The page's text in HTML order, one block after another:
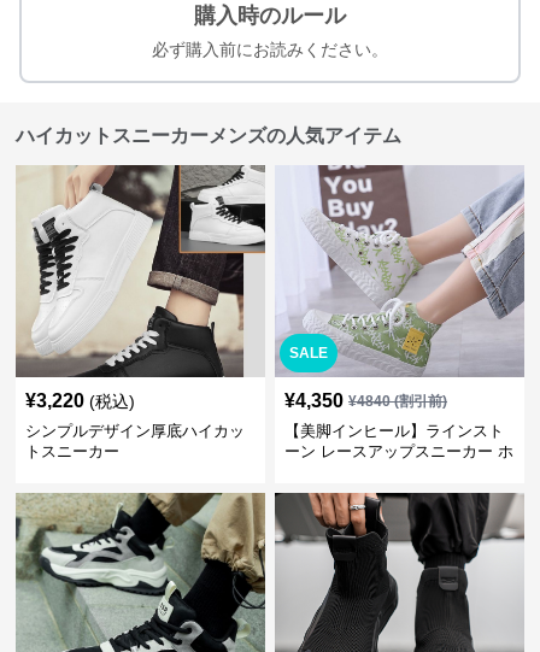
購入時のルール
必ず購入前にお読みください。
ハイカットスニーカーメンズの人気アイテム
¥3,220 (税込)
シンプルデザイン厚底ハイカッ
トスニーカー
SALE
¥4,350 ¥4840(割引前)
【美脚インヒール】ラインスト
ーン レースアップスニーカー ホ